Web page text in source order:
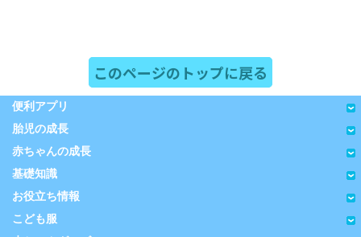
このページのトップに戻る
便利アプリ
胎児の成長
赤ちゃんの成長
基礎知識
お役立ち情報
こども服